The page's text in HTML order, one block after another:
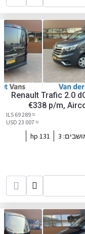
Renault Trafic 2.0
€338 p/m,
≈ 69 289 ILS
≈ 23 007 USD
3
131 hp